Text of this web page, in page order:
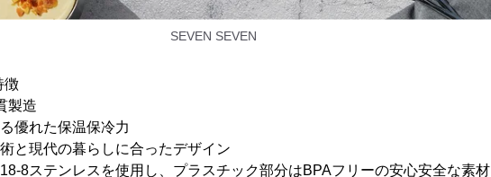
SEVEN SEVEN
徴
製造
優れた保温保冷力
と現代の暮らしに合ったデザイン
8ステンレスを使用し、プラスチック部分はBPAフリーの安心安全な素材